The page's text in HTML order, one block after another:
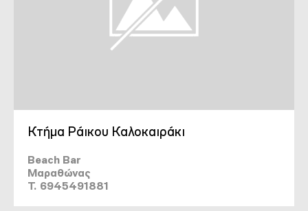
Κτήμα Ράικου Καλοκαιράκι
Beach Bar
Μαραθώνας
T. 6945491881